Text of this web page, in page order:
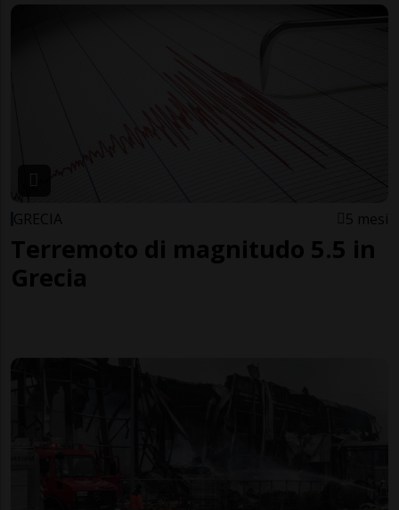
GRECIA 5 mesi
Terremoto di magnitudo 5.5 in
Grecia